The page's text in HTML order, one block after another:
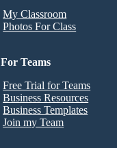
My Classroom
Photos For Class
For Teams
Free Trial for Teams
Business Resources
Business Templates
Join my Team